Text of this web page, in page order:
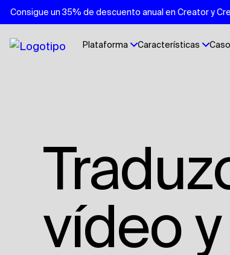
Consigue un 35% de descuento anual en Creator y
Plataforma Características
Traduzca contenidos de
vídeo